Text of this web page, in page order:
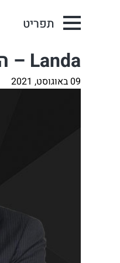
תפריט
Landa – הפקת סרט תדמית לחברת ההיי-טק הישראלית
09 באוגוסט, 2021